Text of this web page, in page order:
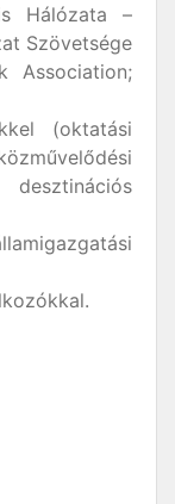
Hálózata –
Szövetsége
Association;
(oktatási